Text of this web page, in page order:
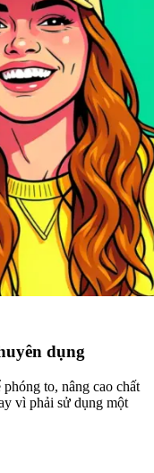
dụng
to, nâng cao chất
vì phải sử dụng một